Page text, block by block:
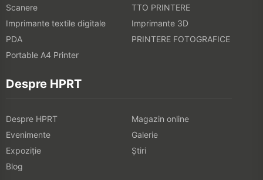
Scanere
TTO PRINTERE
Imprimante textile digitale
Imprimante 3D
PDA
PRINTERE FOTOGRAFICE
Portable A4 Printer
Despre HPRT
Despre HPRT
Magazin online
Evenimente
Galerie
Expoziţie
Știri
Blog